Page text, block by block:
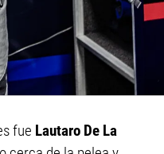
fue Lautaro De La